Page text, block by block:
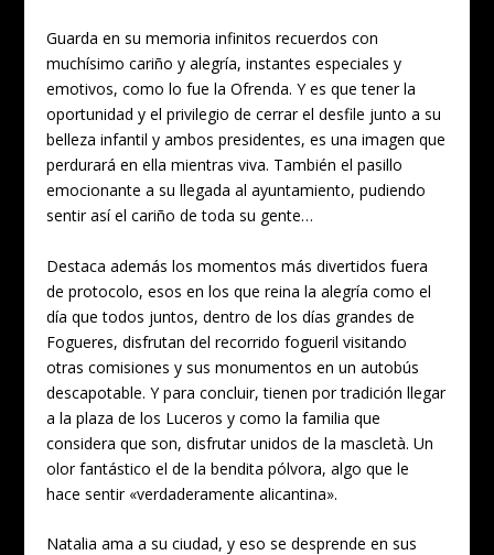
Guarda en su memoria infinitos recuerdos con
muchísimo cariño y alegría, instantes especiales y
emotivos, como lo fue la Ofrenda. Y es que tener la
oportunidad y el privilegio de cerrar el desfile junto a su
belleza infantil y ambos presidentes, es una imagen que
perdurará en ella mientras viva. También el pasillo
emocionante a su llegada al ayuntamiento, pudiendo
sentir así el cariño de toda su gente…
Destaca además los momentos más divertidos fuera
de protocolo, esos en los que reina la alegría como el
día que todos juntos, dentro de los días grandes de
Fogueres, disfrutan del recorrido fogueril visitando
otras comisiones y sus monumentos en un autobús
descapotable. Y para concluir, tienen por tradición llegar
a la plaza de los Luceros y como la familia que
considera que son, disfrutar unidos de la mascletà. Un
olor fantástico el de la bendita pólvora, algo que le
hace sentir «verdaderamente alicantina».
Natalia ama a su ciudad, y eso se desprende en sus